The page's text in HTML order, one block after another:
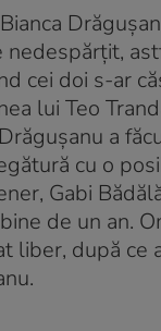
nedespărțit,
cei doi s-ar
lui Teo
a
cu o
Gabi
de un an.
liber, după ce